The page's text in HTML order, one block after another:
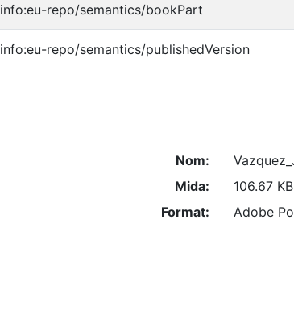
info:eu-repo/semantics/bookPart
info:eu-repo/semantics/publishedVersion
Nom:
Mida:
106.67 KB
Format:
Adobe